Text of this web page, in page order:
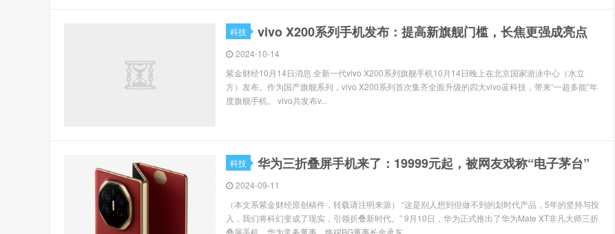
科技 vivo X200系列手机发布：提高新旗舰门槛，长焦更强成亮点
2024-10-14
紫金财经10月14日消息 全新一代vivo X200系列旗舰手机10月14日晚上在北京国家游泳中心（水立
方）发布。作为国产旗舰系列，vivo X200系列首次集齐全面升级的四大vivo蓝科技，带来“一超多能”年
度旗舰手机。 vivo共发布v...
科技 华为三折叠屏手机来了：19999元起，被网友戏称“电子茅台”
2024-09-11
（本文系紫金财经原创稿件，转载请注明来源） “这是别人想到但做不到的划时代产品，5年的坚持与投
入，我们将科幻变成了现实，引领折叠新时代。” 9月10日，华为正式推出了华为Mate XT非凡大师三折
叠屏手机，华为常务董事、终端BG董事长余承东...